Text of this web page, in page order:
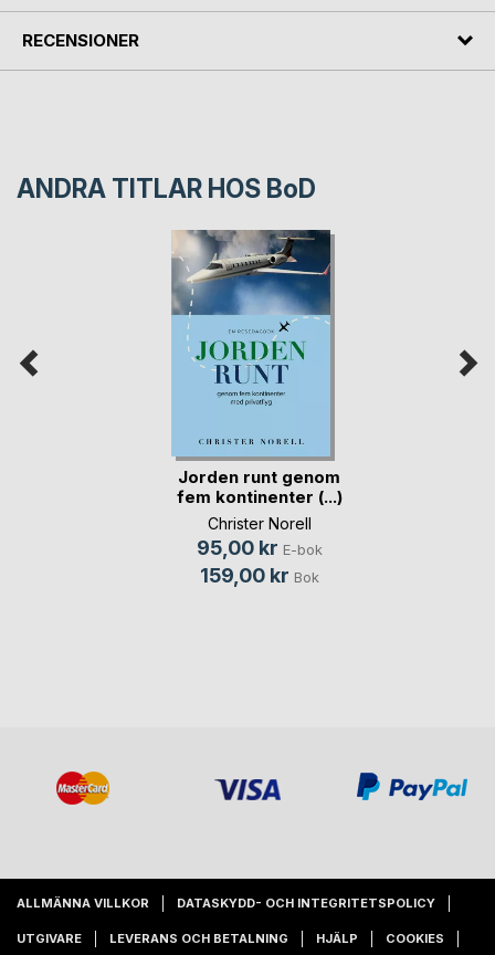
RECENSIONER
ANDRA TITLAR HOS BoD
Jorden runt genom
fem kontinenter (...)
Christer Norell
95,00 kr E-bok
159,00 kr Bok
ALLMÄNNA VILLKOR DATASKYDD- OCH INTEGRITETSPOLICY
UTGIVARE LEVERANS OCH BETALNING HJÄLP COOKIES